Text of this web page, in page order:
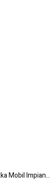
Mobil Impian...